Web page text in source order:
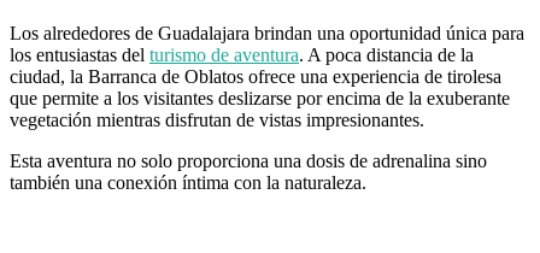
Los alrededores de Guadalajara brindan una oportunidad única para
los entusiastas del turismo de aventura. A poca distancia de la
ciudad, la Barranca de Oblatos ofrece una experiencia de tirolesa
que permite a los visitantes deslizarse por encima de la exuberante
vegetación mientras disfrutan de vistas impresionantes.
Esta aventura no solo proporciona una dosis de adrenalina sino
también una conexión íntima con la naturaleza.